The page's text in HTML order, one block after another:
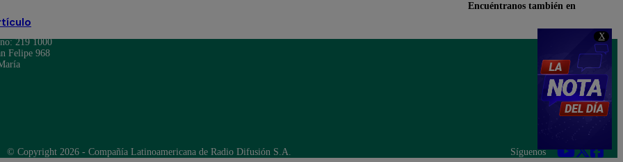
X
Encuéntranos también en
219 1000
Felipe 968
© Copyright 2026 - Compañía Latinoamericana de Radio Difusión S.A. Síguenos